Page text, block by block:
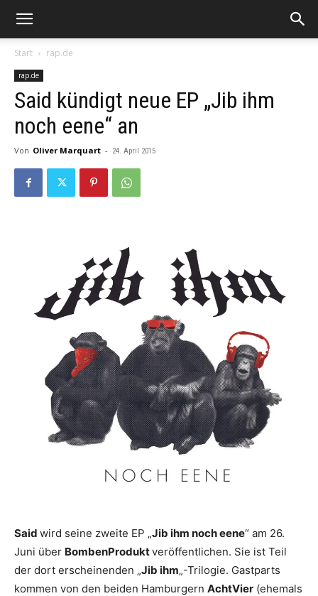
Start rap.de
rap.de
Said kündigt neue EP „Jib ihm
noch eene“ an
Von Oliver Marquart - 24. April 2015
Said wird seine zweite EP „Jib ihm noch eene“ am 26.
Juni über BombenProduktveröffentlichen. Sie ist Teil
der dort erscheinenden „Jib ihm„-Trilogie. Gastparts
kommen von den beiden Hamburgern AchtVier (ehemals